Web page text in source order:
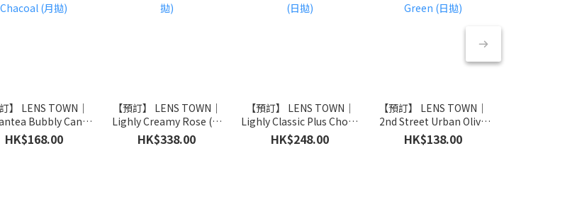
訂】 LENS TOWN｜
Bubbly Candy
Chacoal (月拋)
HK$168.00
【預訂】 LENS TOWN｜
Lighly Creamy Rose (日
拋)
HK$338.00
【預訂】 LENS TOWN｜
Lighly Classic Plus Choco
(日拋)
HK$248.00
【預訂】 LENS TOWN｜
2nd Street Urban Olive
Green (日拋)
HK$138.00